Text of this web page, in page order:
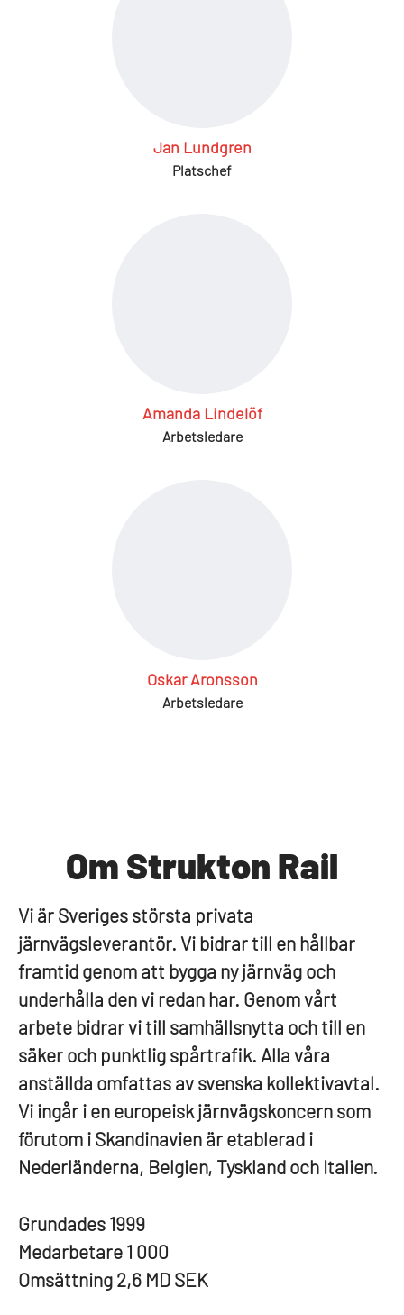
Jan Lundgren
Platschef
Amanda Lindelöf
Arbetsledare
Oskar Aronsson
Arbetsledare
Om Strukton Rail
Vi är Sveriges största privata
järnvägsleverantör. Vi bidrar till en hållbar
framtid genom att bygga ny järnväg och
underhålla den vi redan har. Genom vårt
arbete bidrar vi till samhällsnytta och till en
säker och punktlig spårtrafik. Alla våra
anställda omfattas av svenska kollektivavtal.
Vi ingår i en europeisk järnvägskoncern som
förutom i Skandinavien är etablerad i
Nederländerna, Belgien, Tyskland och Italien.
Grundades 1999
Medarbetare 1 000
Omsättning 2,6 MD SEK